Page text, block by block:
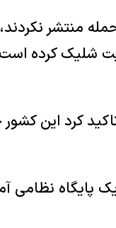
منتشر
شلیک کرده
کرد این کشور
پایگاه نظامی